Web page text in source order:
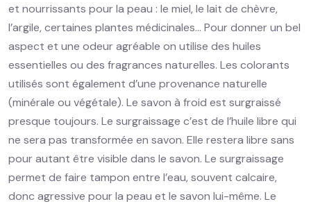
et nourrissants pour la peau : le miel, le lait de chèvre,
l’argile, certaines plantes médicinales... Pour donner un bel
aspect et une odeur agréable on utilise des huiles
essentielles ou des fragrances naturelles. Les colorants
utilisés sont également d’une provenance naturelle
(minérale ou végétale). Le savon à froid est surgraissé
presque toujours. Le surgraissage c’est de l’huile libre qui
ne sera pas transformée en savon. Elle restera libre sans
pour autant être visible dans le savon. Le surgraissage
permet de faire tampon entre l’eau, souvent calcaire,
donc agressive pour la peau et le savon lui-même. Le